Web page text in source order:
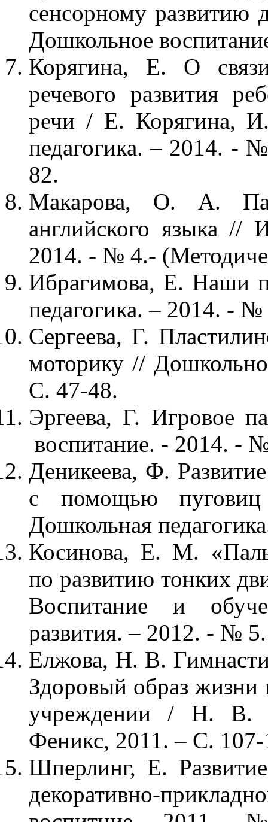
сенсорному развитию
Дошкольное
Корягина, Е. О
речевого развития
речи / Е. Корягина,
педагогика. – 2014.
82.
Макарова, О. А.
английского языка //
2014. - № 4.-
Ибрагимова, Е. Наши
педагогика. – 2014. -
Сергеева, Г.
моторику //
С. 47-48.
Эргеева, Г. Игровое
воспитание. - 2014. -
Деникеева, Ф.
с помощью
Дошкольная
Косинова, Е. М.
по развитию тонких
Воспитание и
развития. – 2012. - №
Елжова, Н. В.
Здоровый образ жизни
учреждении / Н. В.
Феникс, 2011. – С.
Шперлинг, Е.
декоративно-